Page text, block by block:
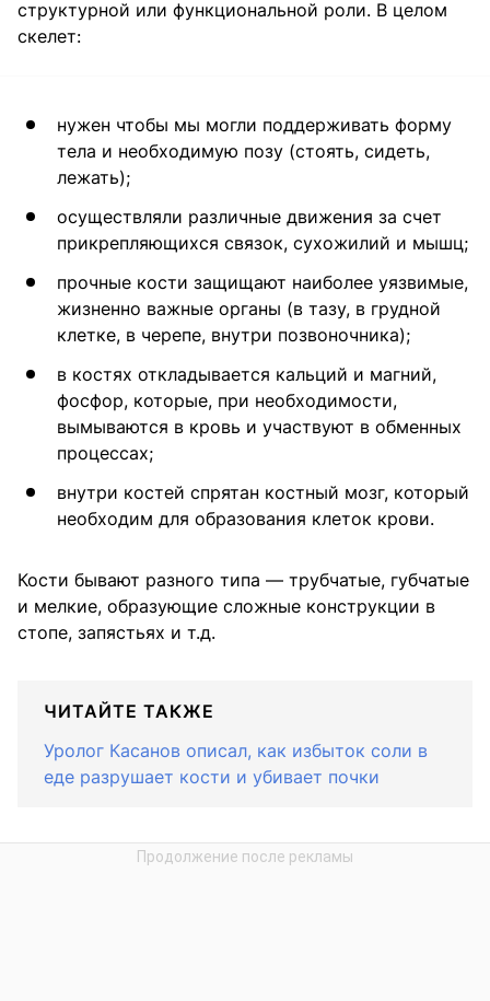
структурной или функциональной роли. В целом
скелет:
нужен чтобы мы могли поддерживать форму
тела и необходимую позу (стоять, сидеть,
лежать);
осуществляли различные движения за счет
прикрепляющихся связок, сухожилий и мышц;
прочные кости защищают наиболее уязвимые,
жизненно важные органы (в тазу, в грудной
клетке, в черепе, внутри позвоночника);
в костях откладывается кальций и магний,
фосфор, которые, при необходимости,
вымываются в кровь и участвуют в обменных
процессах;
внутри костей спрятан костный мозг, который
необходим для образования клеток крови.
Кости бывают разного типа — трубчатые, губчатые
и мелкие, образующие сложные конструкции в
стопе, запястьях и т.д.
ЧИТАЙТЕ ТАКЖЕ
Уролог Касанов описал, как избыток соли в
еде разрушает кости и убивает почки